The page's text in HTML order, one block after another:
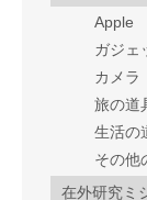
Apple
ガジェ
カメラ
旅の道
生活の
その他
在外研究ミ